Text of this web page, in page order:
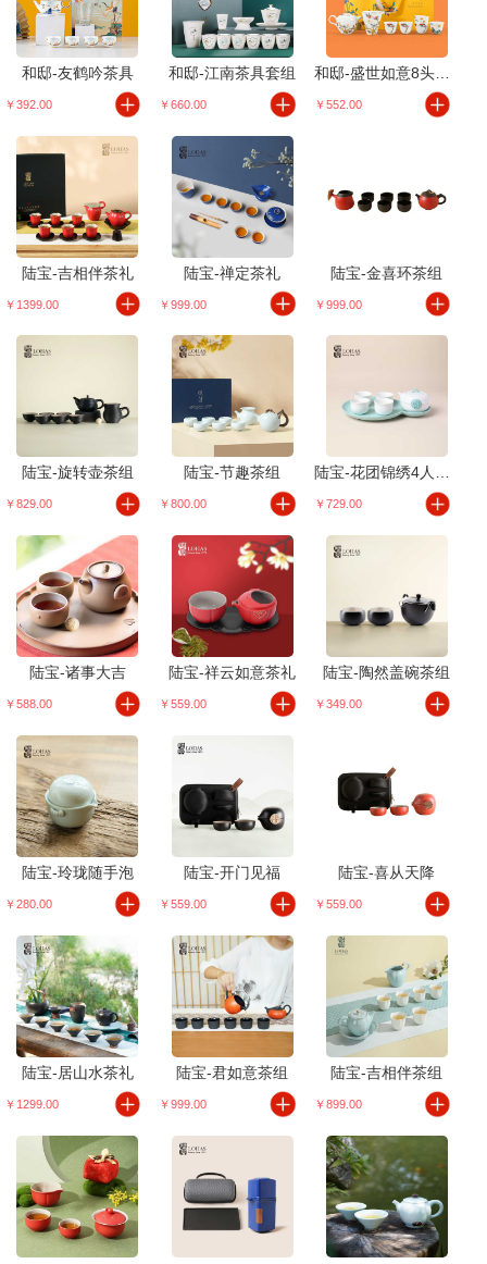
和邸-友鹤吟茶具
￥392.00
和邸-江南茶具套组
￥660.00
和邸-盛世如意8头茶具
￥552.00
陆宝-吉相伴茶礼
￥1399.00
陆宝-禅定茶礼
￥999.00
陆宝-金喜环茶组
￥999.00
陆宝-旋转壶茶组
￥829.00
陆宝-节趣茶组
￥800.00
陆宝-花团锦绣4人茶礼
￥729.00
陆宝-诸事大吉
￥588.00
陆宝-祥云如意茶礼
￥559.00
陆宝-陶然盖碗茶组
￥349.00
陆宝-玲珑随手泡
￥280.00
陆宝-开门见福
￥559.00
陆宝-喜从天降
￥559.00
陆宝-居山水茶礼
￥1299.00
陆宝-君如意茶组
￥999.00
陆宝-吉相伴茶组
￥899.00